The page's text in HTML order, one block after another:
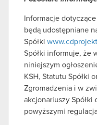
Informacje
będą udostępniane
Spółki
Spółki informuje, że
niniejszym
KSH, Statutu Spółki
Zgromadzenia i w
akcjonariuszy Spółki
powyższymi